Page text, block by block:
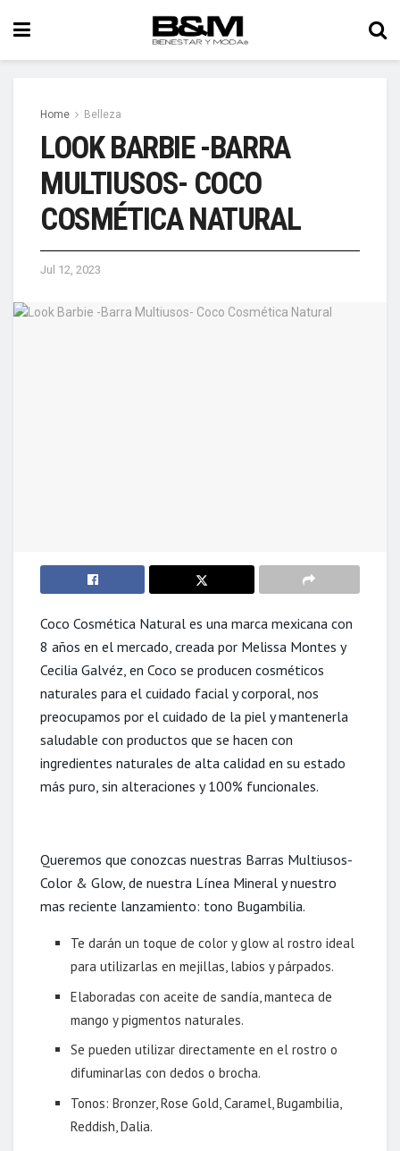
Home Belleza
LOOK BARBIE -BARRA
MULTIUSOS- COCO
COSMÉTICA NATURAL
Jul 12, 2023
Coco Cosmética Natural es una marca mexicana con
8 años en el mercado, creada por Melissa Montes y
Cecilia Galvéz, en Coco se producen cosméticos
naturales para el cuidado facial y corporal, nos
preocupamos por el cuidado de la piel y mantenerla
saludable con productos que se hacen con
ingredientes naturales de alta calidad en su estado
más puro, sin alteraciones y 100% funcionales.
Queremos que conozcas nuestras Barras Multiusos-
Color & Glow, de nuestra Línea Mineral y nuestro
mas reciente lanzamiento: tono Bugambilia.
Te darán un toque de color y glow al rostro ideal
para utilizarlas en mejillas, labios y párpados.
Elaboradas con aceite de sandía, manteca de
mango y pigmentos naturales.
Se pueden utilizar directamente en el rostro o
difuminarlas con dedos o brocha.
Tonos: Bronzer, Rose Gold, Caramel, Bugambilia,
Reddish, Dalia.